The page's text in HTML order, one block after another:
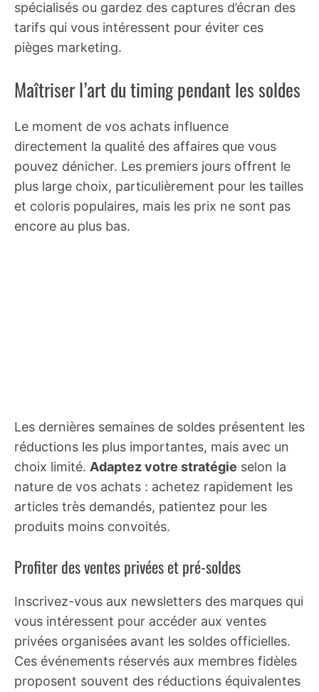
spécialisés ou gardez des captures d’écran des
tarifs qui vous intéressent pour éviter ces
pièges marketing.
Maîtriser l’art du timing pendant les soldes
Le moment de vos achats influence
directement la qualité des affaires que vous
pouvez dénicher. Les premiers jours offrent le
plus large choix, particulièrement pour les tailles
et coloris populaires, mais les prix ne sont pas
encore au plus bas.
Les dernières semaines de soldes présentent les
réductions les plus importantes, mais avec un
choix limité. Adaptez votre stratégie selon la
nature de vos achats : achetez rapidement les
articles très demandés, patientez pour les
produits moins convoités.
Profiter des ventes privées et pré-soldes
Inscrivez-vous aux newsletters des marques qui
vous intéressent pour accéder aux ventes
privées organisées avant les soldes officielles.
Ces événements réservés aux membres fidèles
proposent souvent des réductions équivalentes